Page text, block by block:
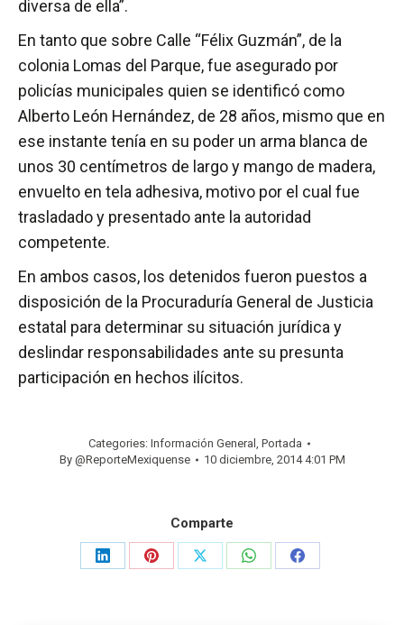
diversa de ella”.
En tanto que sobre Calle “Félix Guzmán”, de la
colonia Lomas del Parque, fue asegurado por
policías municipales quien se identificó como
Alberto León Hernández, de 28 años, mismo que en
ese instante tenía en su poder un arma blanca de
unos 30 centímetros de largo y mango de madera,
envuelto en tela adhesiva, motivo por el cual fue
trasladado y presentado ante la autoridad
competente.
En ambos casos, los detenidos fueron puestos a
disposición de la Procuraduría General de Justicia
estatal para determinar su situación jurídica y
deslindar responsabilidades ante su presunta
participación en hechos ilícitos.
Categories: Información General , Portada
By @ReporteMexiquense 10 diciembre, 2014 4:01 PM
Comparte
Share
Share
Share
Share
Share